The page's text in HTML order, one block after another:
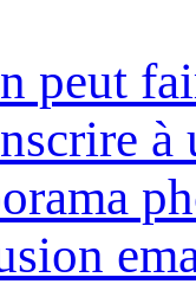
peut
à